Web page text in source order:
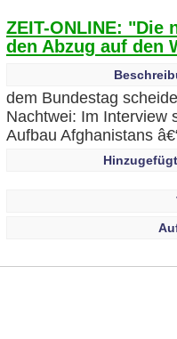
ZEIT-ONLINE: "Die
den Abzug auf den
dem Bundestag
Nachtwei: Im Interview
Aufbau Afghanistans